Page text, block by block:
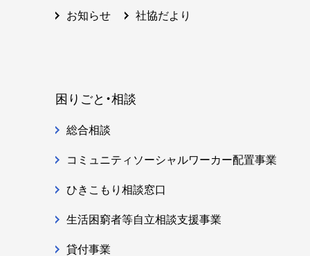
お知らせ 社協だより
困りごと・相談
総合相談
コミュニティソーシャルワーカー配置事業
ひきこもり相談窓口
生活困窮者等自立相談支援事業
貸付事業